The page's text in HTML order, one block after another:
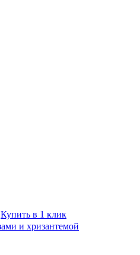
Купить в 1 клик